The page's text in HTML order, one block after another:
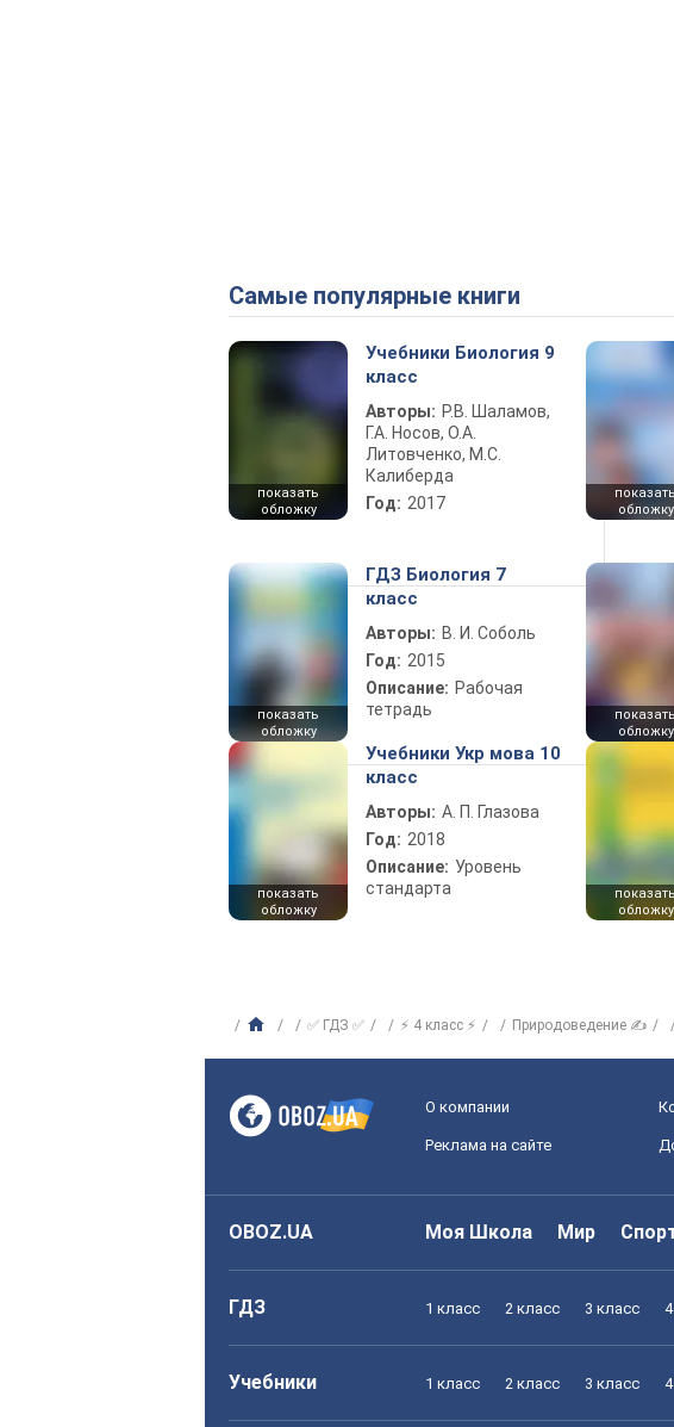
Самые популярные книги
показать
обложку
Учебники Биология 9
класс
Авторы: Р.В. Шаламов,
Г.А. Носов, О.А.
Литовченко, М.С.
Калиберда
Год: 2017
показать
обложку
показать
обложку
ГДЗ Биология 7
класс
Авторы: В. И. Соболь
Год: 2015
Описание: Рабочая
тетрадь
показать
обложку
показать
обложку
Учебники Укр мова 10
класс
Авторы: А. П. Глазова
Год: 2018
Описание: Уровень
стандарта
показать
обложку
✅ ГДЗ ✅ ⚡ 4 класс ⚡ Природоведение ✍
О компании
Реклама на сайте
OBOZ.UA Моя Школа Мир
ГДЗ 1 класс 2 класс 3 класс
Учебники 1 класс 2 класс 3 класс